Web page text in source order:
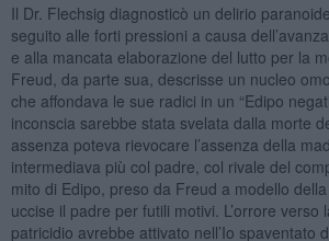
Il Dr. Flechsig diagnosticò un delirio
seguito alle forti pressioni a causa
e alla mancata elaborazione del lutto per la
Freud, da parte sua, descrisse un nucleo
che affondava le sue radici in un “Edipo
inconscia sarebbe stata svelata dalla morte
assenza poteva rievocare l’assenza della
intermediava più col padre, col rivale del
mito di Edipo, preso da Freud a modello
uccise il padre per futili motivi. L’orrore verso
patricidio avrebbe attivato nell’Io spaventato